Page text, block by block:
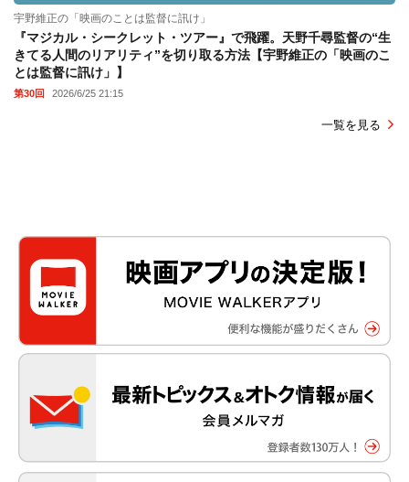
宇野維正の「映画のことは監督に訊け」
『マジカル・シークレット・ツアー』で飛躍。天野千尋監督の“生
きてる人間のリアリティ”を切り取る方法【宇野維正の「映画のこ
とは監督に訊け」】
第30回 2026/6/25 21:15
一覧を見る